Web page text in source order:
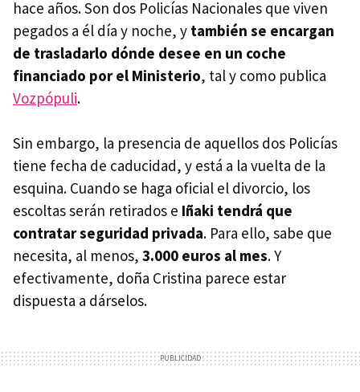
hace años. Son dos Policías Nacionales que viven
pegados a él día y noche, y también se encargan
de trasladarlo dónde desee en un coche
financiado por el Ministerio, tal y como publica
Vozpópuli.
Sin embargo, la presencia de aquellos dos Policías
tiene fecha de caducidad, y está a la vuelta de la
esquina. Cuando se haga oficial el divorcio, los
escoltas serán retirados e Iñaki tendrá que
contratar seguridad privada. Para ello, sabe que
necesita, al menos, 3.000 euros al mes. Y
efectivamente, doña Cristina parece estar
dispuesta a dárselos.